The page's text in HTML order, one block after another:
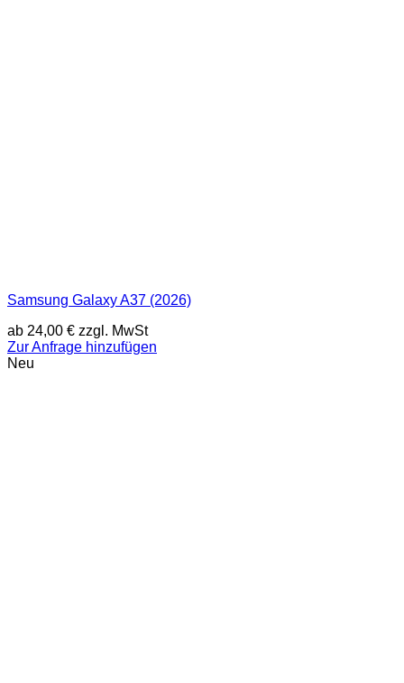
Samsung Galaxy A37 (2026)
ab 24,00 € zzgl. MwSt
Zur Anfrage hinzufügen
Neu